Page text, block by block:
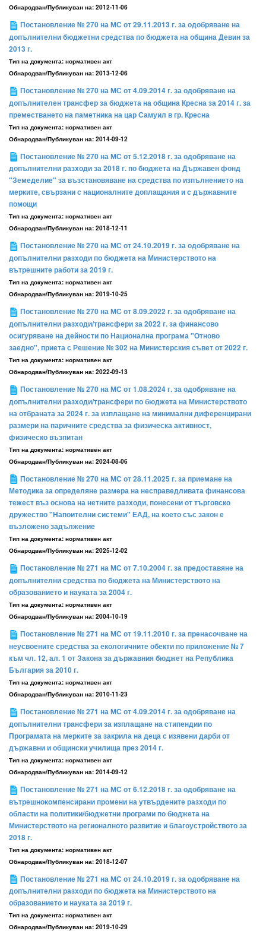
Обнародван/Публикуван на: 2012-11-06
Постановление № 270 на МС от 29.11.2013 г. за одобряване на
допълнителни бюджетни средства по бюджета на община Девин за
2013 г.
Тип на документа: нормативен акт
Обнародван/Публикуван на: 2013-12-06
Постановление № 270 на МС от 4.09.2014 г. за одобряване на
допълнителен трансфер за бюджета на община Кресна за 2014 г. за
преместването на паметника на цар Самуил в гр. Кресна
Тип на документа: нормативен акт
Обнародван/Публикуван на: 2014-09-12
Постановление № 270 на МС от 5.12.2018 г. за одобряване на
допълнителни разходи за 2018 г. по бюджета на Държавен фонд
"Земеделие" за възстановяване на средства по изпълнението на
мерките, свързани с националните доплащания и с държавните
помощи
Тип на документа: нормативен акт
Обнародван/Публикуван на: 2018-12-11
Постановление № 270 на МС от 24.10.2019 г. за одобряване на
допълнителни разходи по бюджета на Министерството на
вътрешните работи за 2019 г.
Тип на документа: нормативен акт
Обнародван/Публикуван на: 2019-10-25
Постановление № 270 на МС от 8.09.2022 г. за одобряване на
допълнителни разходи/трансфери за 2022 г. за финансово
осигуряване на дейности по Национална програма "Отново
заедно", приета с Решение № 302 на Министерския съвет от 2022 г.
Тип на документа: нормативен акт
Обнародван/Публикуван на: 2022-09-13
Постановление № 270 на МС от 1.08.2024 г. за одобряване на
допълнителни разходи/трансфери по бюджета на Министерството
на отбраната за 2024 г. за изплащане на минимални диференцирани
размери на паричните средства за физическа активност,
физическо възпитан
Тип на документа: нормативен акт
Обнародван/Публикуван на: 2024-08-06
Постановление № 270 на МС от 28.11.2025 г. за приемане на
Методика за определяне размера на несправедливата финансова
тежест въз основа на нетните разходи, понесени от търговско
дружество "Напоителни системи" ЕАД, на което със закон е
възложено задължение
Тип на документа: нормативен акт
Обнародван/Публикуван на: 2025-12-02
Постановление № 271 на МС от 7.10.2004 г. за предоставяне на
допълнителни средства по бюджета на Министерството на
образованието и науката за 2004 г.
Тип на документа: нормативен акт
Обнародван/Публикуван на: 2004-10-19
Постановление № 271 на МС от 19.11.2010 г. за пренасочване на
неусвоените средства за екологичните обекти по приложение № 7
към чл. 12, ал. 1 от Закона за държавния бюджет на Република
България за 2010 г.
Тип на документа: нормативен акт
Обнародван/Публикуван на: 2010-11-23
Постановление № 271 на МС от 4.09.2014 г. за одобряване на
допълнителни трансфери за изплащане на стипендии по
Програмата на мерките за закрила на деца с изявени дарби от
държавни и общински училища през 2014 г.
Тип на документа: нормативен акт
Обнародван/Публикуван на: 2014-09-12
Постановление № 271 на МС от 6.12.2018 г. за одобряване на
вътрешнокомпенсирани промени на утвърдените разходи по
области на политики/бюджетни програми по бюджета на
Министерството на регионалното развитие и благоустройството за
2018 г.
Тип на документа: нормативен акт
Обнародван/Публикуван на: 2018-12-07
Постановление № 271 на МС от 24.10.2019 г. за одобряване на
допълнителни разходи по бюджета на Министерството на
образованието и науката за 2019 г.
Тип на документа: нормативен акт
Обнародван/Публикуван на: 2019-10-29